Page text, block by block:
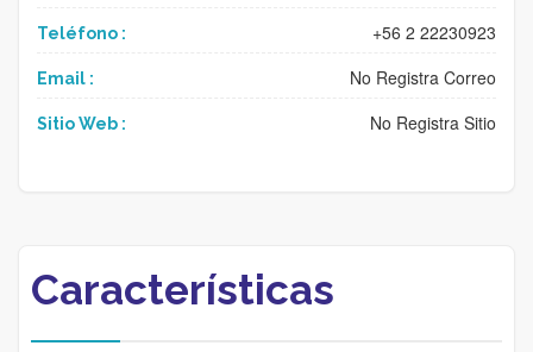
Teléfono : +56 2 22230923
Email : No Registra Correo
Sitio Web : No Registra Sitio
Características